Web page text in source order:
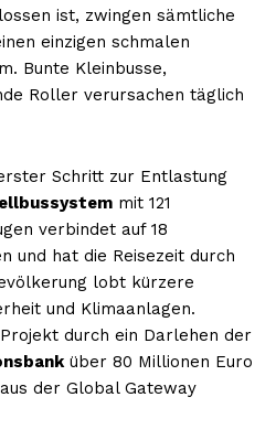
ist, zwingen sämtliche
einzigen schmalen
Bunte Kleinbusse,
Roller verursachen täglich
Schritt zur Entlastung
mit 121
verbindet auf 18
und hat die Reisezeit durch
lobt kürzere
und Klimaanlagen.
durch ein Darlehen der
über 80 Millionen Euro
der Global Gateway